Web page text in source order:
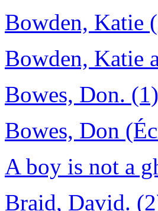
Bowden, Katie
Bowden, Katie
Bowes, Don. (1)
Bowes, Don
A boy is not a
Braid, David.